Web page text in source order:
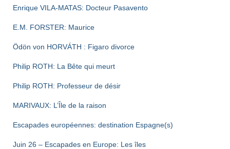
Enrique VILA-MATAS: Docteur Pasavento
E.M. FORSTER: Maurice
Ödön von HORVÁTH : Figaro divorce
Philip ROTH: La Bête qui meurt
Philip ROTH: Professeur de désir
MARIVAUX: L’Île de la raison
Escapades européennes: destination Espagne(s)
Juin 26 – Escapades en Europe: Les îles